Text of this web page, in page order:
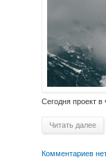
Сегодня проект
Читать далее
Комментариев